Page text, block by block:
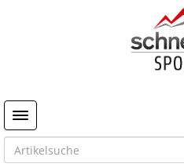
Toggle navigation